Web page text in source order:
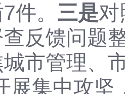
件。 三是
反馈问题
市管理、
展集中攻坚